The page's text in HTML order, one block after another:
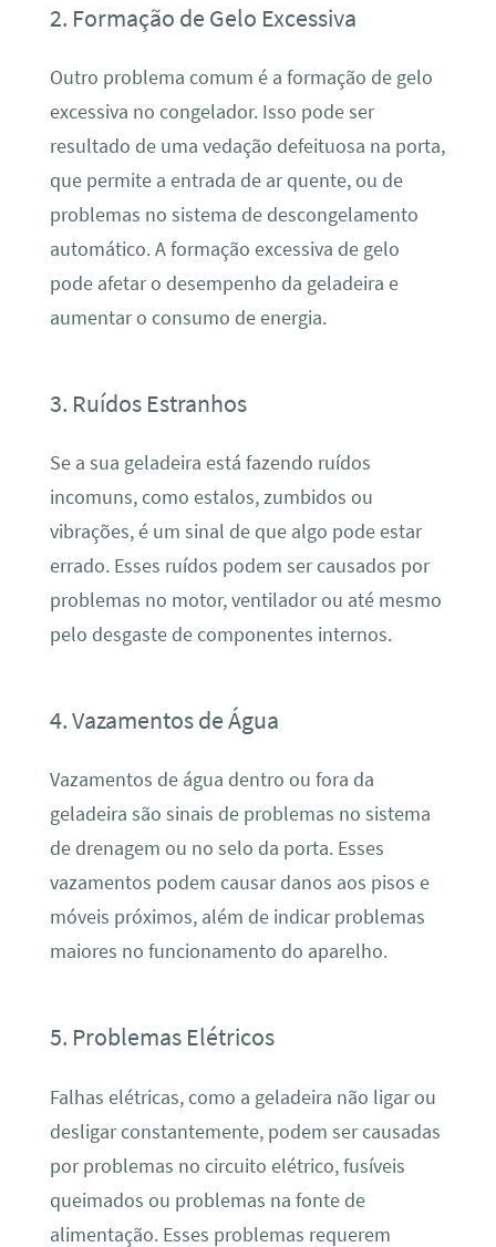
2. Formação de Gelo Excessiva
Outro problema comum é a formação de gelo
excessiva no congelador. Isso pode ser
resultado de uma vedação defeituosa na porta,
que permite a entrada de ar quente, ou de
problemas no sistema de descongelamento
automático. A formação excessiva de gelo
pode afetar o desempenho da geladeira e
aumentar o consumo de energia.
3. Ruídos Estranhos
Se a sua geladeira está fazendo ruídos
incomuns, como estalos, zumbidos ou
vibrações, é um sinal de que algo pode estar
errado. Esses ruídos podem ser causados por
problemas no motor, ventilador ou até mesmo
pelo desgaste de componentes internos.
4. Vazamentos de Água
Vazamentos de água dentro ou fora da
geladeira são sinais de problemas no sistema
de drenagem ou no selo da porta. Esses
vazamentos podem causar danos aos pisos e
móveis próximos, além de indicar problemas
maiores no funcionamento do aparelho.
5. Problemas Elétricos
Falhas elétricas, como a geladeira não ligar ou
desligar constantemente, podem ser causadas
por problemas no circuito elétrico, fusíveis
queimados ou problemas na fonte de
alimentação. Esses problemas requerem